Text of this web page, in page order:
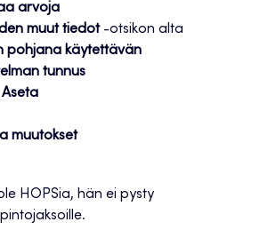
arvoja
muut tiedot-otsikon alta
pohjana käytettävän
tunnus
Aseta
muutokset
HOPSia, hän ei pysty